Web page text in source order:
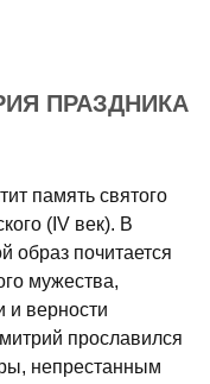
ПРАЗДНИКА
память святого
(IV век). В
образ почитается
мужества,
и верности
прославился
непрестанным